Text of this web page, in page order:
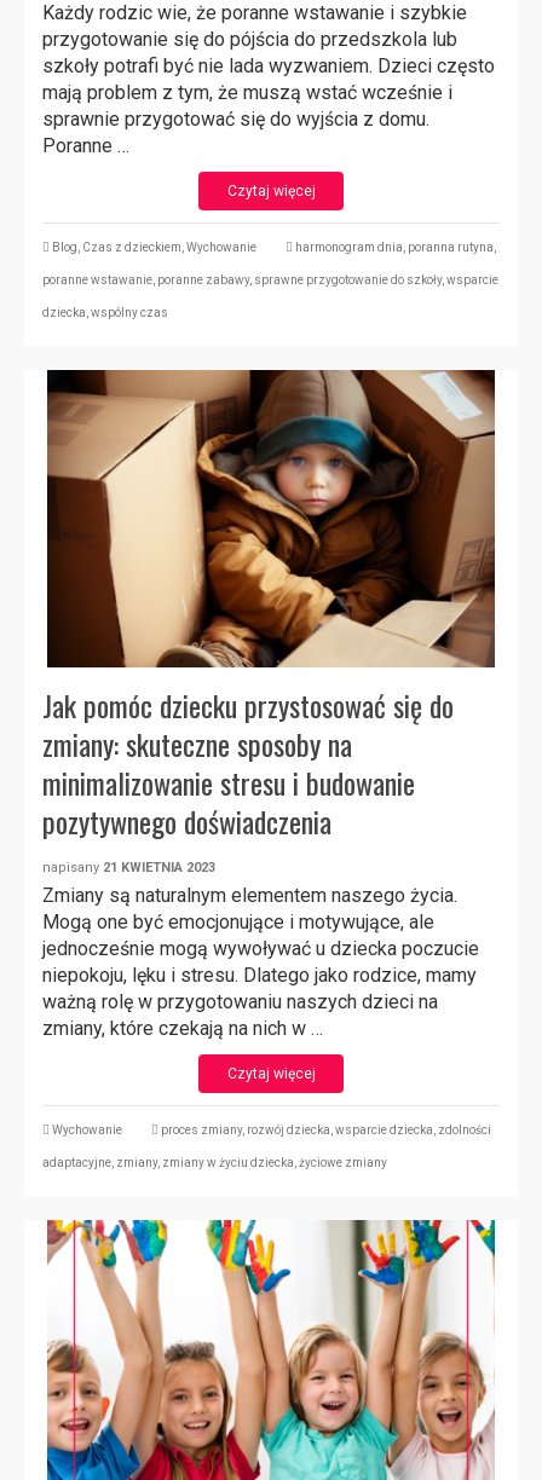
Każdy rodzic wie, że poranne wstawanie i szybkie
przygotowanie się do pójścia do przedszkola lub
szkoły potrafi być nie lada wyzwaniem. Dzieci często
mają problem z tym, że muszą wstać wcześnie i
sprawnie przygotować się do wyjścia z domu.
Poranne …
Czytaj więcej
Blog Czas z dzieckiem Wychowanie harmonogram dnia poranna rutyna
poranne wstawanie poranne zabawy, sprawne przygotowanie do szkoły, wsparcie
dziecka wspólny czas
Jak pomóc dziecku przystosować się do
zmiany: skuteczne sposoby na
minimalizowanie stresu i budowanie
pozytywnego doświadczenia
napisany 21 KWIETNIA 2023
Zmiany są naturalnym elementem naszego życia.
Mogą one być emocjonujące i motywujące, ale
jednocześnie mogą wywoływać u dziecka poczucie
niepokoju, lęku i stresu. Dlatego jako rodzice, mamy
ważną rolę w przygotowaniu naszych dzieci na
zmiany, które czekają na nich w …
Czytaj więcej
Wychowanie proces zmiany, rozwój dziecka wsparcie dziecka zdolności
adaptacyjne zmiany, zmiany w życiu dziecka życiowe zmiany